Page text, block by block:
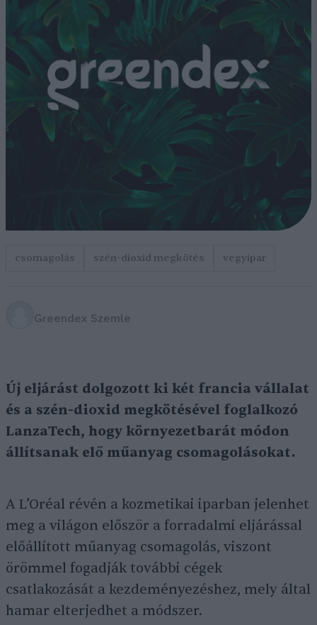
csomagolás szén-dioxid megkötés vegyipar
Greendex Szemle
Új eljárást dolgozott ki két francia vállalat
és a szén-dioxid megkötésével foglalkozó
LanzaTech, hogy környezetbarát módon
állítsanak elő műanyag csomagolásokat.
A L’Oréal révén a kozmetikai iparban jelenhet
meg a világon először a forradalmi eljárással
előállított műanyag csomagolás, viszont
örömmel fogadják további cégek
csatlakozását a kezdeményezéshez, mely által
hamar elterjedhet a módszer.